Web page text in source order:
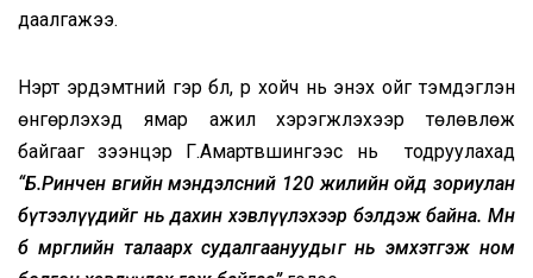
даалгажээ.
Нэрт эрдэмтний гэр бүл, үр хойч нь энэхүү ойг тэмдэглэн
өнгөрүүлэхэд ямар ажил хэрэгжүүлэхээр төлөвлөж
байгааг зээнцэр Г.Амартүвшингээс нь тодруулахад
“Б.Ринчен өвөөгийн мэндэлсний 120 жилийн ойд зориулан
бүтээлүүдийг нь дахин хэвлүүлэхээр бэлдэж байна. Мөн
бөө мөргөлийн талаарх судалгаануудыг нь эмхэтгэж ном